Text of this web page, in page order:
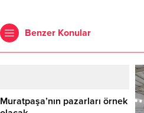
Benzer Konular
Muratpaşa’nın pazarları örnek